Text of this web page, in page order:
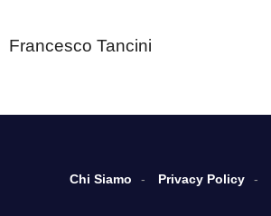
Francesco Tancini
Chi Siamo Privacy Policy